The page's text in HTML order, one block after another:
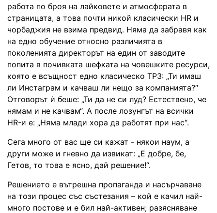
работа по броя на лайковете и атмосферата в
страницата, а това почти никой класически HR и
чорбаджия не взима предвид. Няма да забравя как
на едно обучение относно различията в
поколенията директорът на един от заводите
попита в почивката шефката на човешките ресурси,
която е всъщност едно класическо ТРЗ: „Ти имаш
ли Инстаграм и качваш ли нещо за компанията?“
Отговорът ѝ беше: „Ти да не си луд? Естествено, че
нямам и не качвам“. А после лозунгът на всички
HR-и е: „Няма млади хора да работят при нас“.
Сега много от вас ще си кажат - някои наум, а
други може и гневно да извикат: „Е добре, бе,
Гетов, то това е ясно, дай решение!“.
Решението е вътрешна пропаганда и насърчаване
на този процес със състезания – кой е качил най-
много постове и е бил най-активен; разясняване